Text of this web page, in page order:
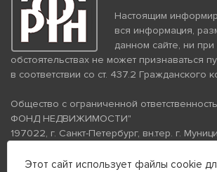
Настоящим
вся информация,
данном сайте, ни при
обстоятельствах не может признаваться
в соответствии со ст. 437.2 Гражданского
Общество с ограниченной
ФОНД НЕДВИЖИМОСТИ"
197022, г. Санкт-Петербург, вн.тер. г.
помещение 26Н, комната 103
Этот сайт использует файлы cookie